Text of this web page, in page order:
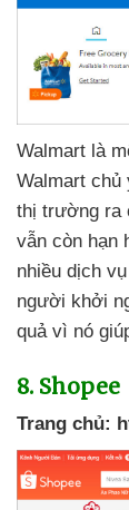
Walmart là
Walmart
thị trường ra
vẫn còn hạn
nhiều dịch
người khởi
quả vì nó
8. Shopee
Trang chủ: